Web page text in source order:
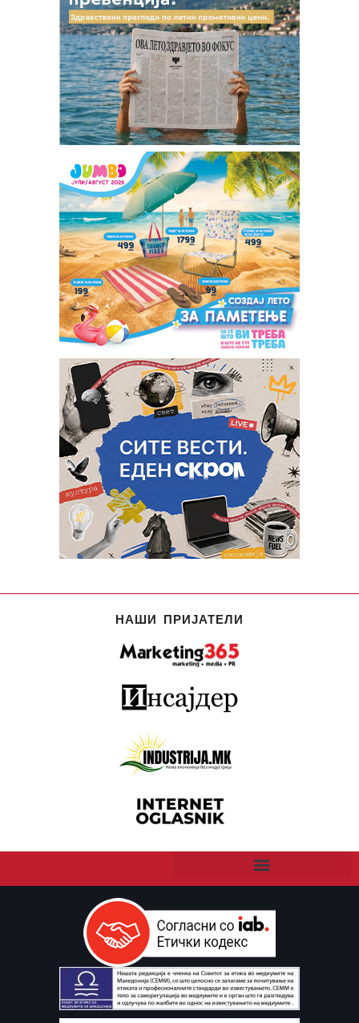
НАШИ ПРИЈАТЕЛИ